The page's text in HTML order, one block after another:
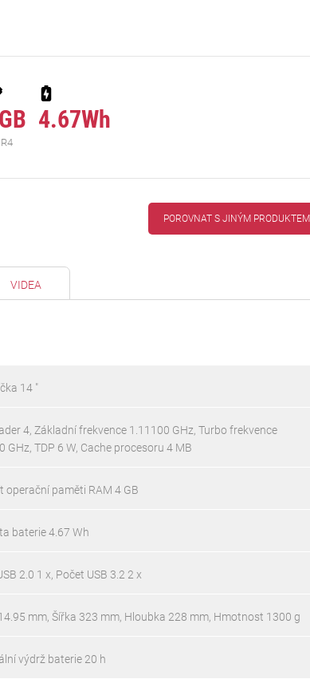
4.67Wh
POROVNAT S JINÝM PRODUKTEM
VIDEA
14 "
4, Základní frekvence 1.11100 GHz, Turbo frekvence
GHz, TDP 6 W, Cache procesoru 4 MB
operační paměti RAM 4 GB
baterie 4.67 Wh
2.0 1 x, Počet USB 3.2 2 x
mm, Šířka 323 mm, Hloubka 228 mm, Hmotnost 1300 g
výdrž baterie 20 h